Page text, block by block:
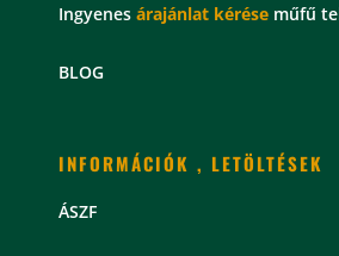
Ingyenes árajánlat kérése műfű
BLOG
INFORMÁCIÓK , LETÖLTÉSEK
ÁSZF